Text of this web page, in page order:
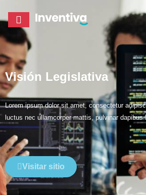
Visión Legislativa
Lorem ipsum dolor sit amet, consectetur
luctus nec ullamcorper mattis, pulvinar dapibus
Visitar sitio